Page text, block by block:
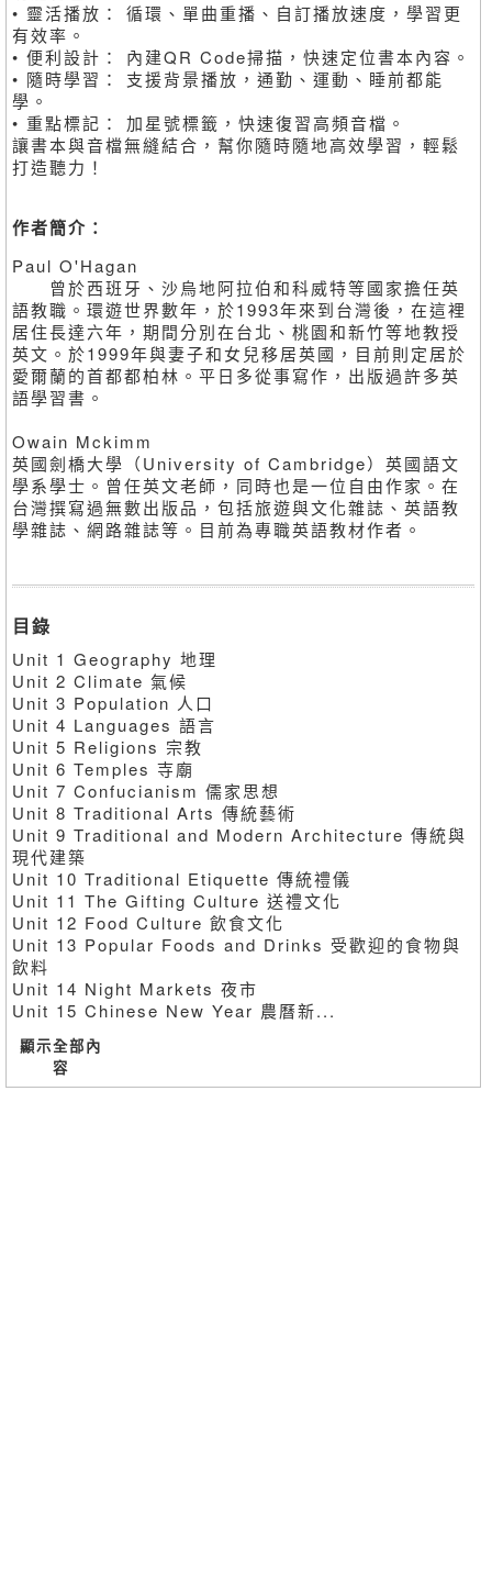
• 靈活播放： 循環、單曲重播、自訂播放速度，學習更
有效率。
• 便利設計： 內建QR Code掃描，快速定位書本內容。
• 隨時學習： 支援背景播放，通勤、運動、睡前都能
學。
• 重點標記： 加星號標籤，快速復習高頻音檔。
讓書本與音檔無縫結合，幫你隨時隨地高效學習，輕鬆
打造聽力！
作者簡介：
Paul O'Hagan
曾於西班牙、沙烏地阿拉伯和科威特等國家擔任英
語教職。環遊世界數年，於1993年來到台灣後，在這裡
居住長達六年，期間分別在台北、桃園和新竹等地教授
英文。於1999年與妻子和女兒移居英國，目前則定居於
愛爾蘭的首都都柏林。平日多從事寫作，出版過許多英
語學習書。
Owain Mckimm
英國劍橋大學（University of Cambridge）英國語文
學系學士。曾任英文老師，同時也是一位自由作家。在
台灣撰寫過無數出版品，包括旅遊與文化雜誌、英語教
學雜誌、網路雜誌等。目前為專職英語教材作者。
目錄
Unit 1 Geography 地理
Unit 2 Climate 氣候
Unit 3 Population 人口
Unit 4 Languages 語言
Unit 5 Religions 宗教
Unit 6 Temples 寺廟
Unit 7 Confucianism 儒家思想
Unit 8 Traditional Arts 傳統藝術
Unit 9 Traditional and Modern Architecture 傳統與
現代建築
Unit 10 Traditional Etiquette 傳統禮儀
Unit 11 The Gifting Culture 送禮文化
Unit 12 Food Culture 飲食文化
Unit 13 Popular Foods and Drinks 受歡迎的食物與
飲料
Unit 14 Night Markets 夜市
Unit 15 Chinese New Year 農曆新...
顯示全部內
容